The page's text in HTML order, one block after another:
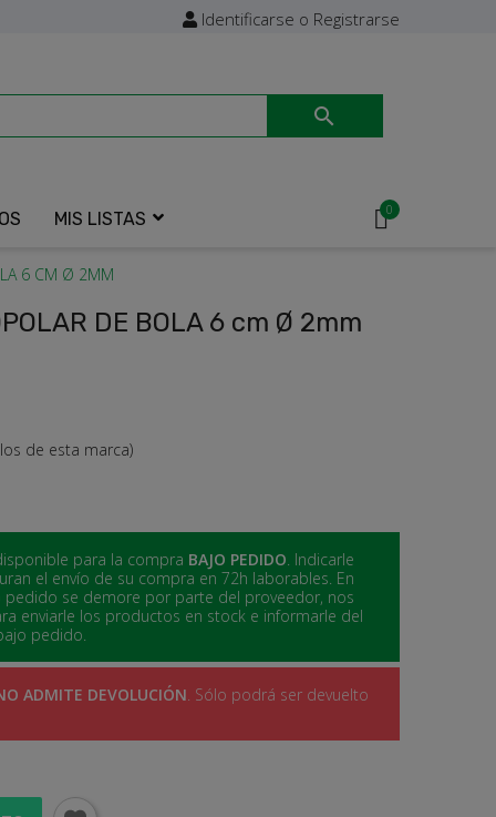
Identificarse o Registrarse

0
MIS LISTAS
6 CM Ø 2MM
DE BOLA 6 cm Ø 2mm
de esta marca)
para la compra BAJO PEDIDO . Indicarle
el envío de su compra en 72h laborables. En
se demore por parte del proveedor, nos
enviarle los productos en stock e informarle del
pedido.
ADMITE DEVOLUCIÓN . Sólo podrá ser devuelto